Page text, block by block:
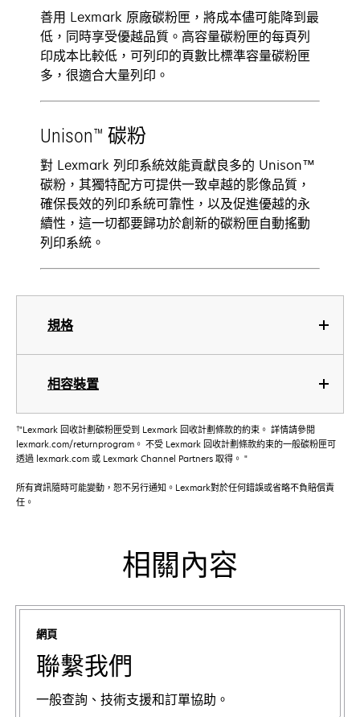
規格
相容裝置
善用 Lexmark 原廠碳粉匣，將成本儘可能降到最
低，同時享受優越品質。高容量碳粉匣的每頁列
印成本比較低，可列印的頁數比標準容量碳粉匣
多，很適合大量列印。
Unison™ 碳粉
對 Lexmark 列印系統效能貢獻良多的 Unison™
碳粉，其獨特配方可提供一致卓越的影像品質，
確保長效的列印系統可靠性，以及促進優越的永
續性，這一切都要歸功於創新的碳粉匣自動搖動
列印系統。
†"Lexmark 回收計劃碳粉匣受到 Lexmark 回收計劃條款的約束。 詳情請參閱
lexmark.com/returnprogram。 不受 Lexmark 回收計劃條款約束的一般碳粉匣可
透過 lexmark.com 或 Lexmark Channel Partners 取得。 "
所有資訊隨時可能變動，恕不另行通知。Lexmark對於任何錯誤或省略不負賠償責
任。
相關內容
網頁
聯繫我們
一般查詢、技術支援和訂單協助。